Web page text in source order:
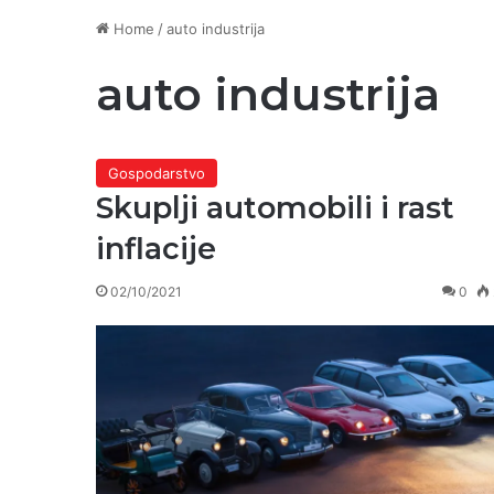
Home /auto industrija
auto industrija
Gospodarstvo
Skuplji automobili i rast
inflacije
02/10/2021 0